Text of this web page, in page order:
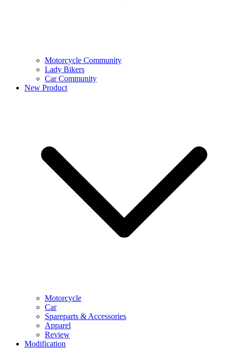
Motorcycle Community
Lady Bikers
Car Community
New Product
Motorcycle
Car
Spareparts & Accessories
Apparel
Review
Modification